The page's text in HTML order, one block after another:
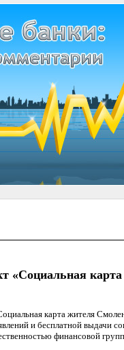
«Социальная
карта жителя
и бесплатной выдачи
финансовой